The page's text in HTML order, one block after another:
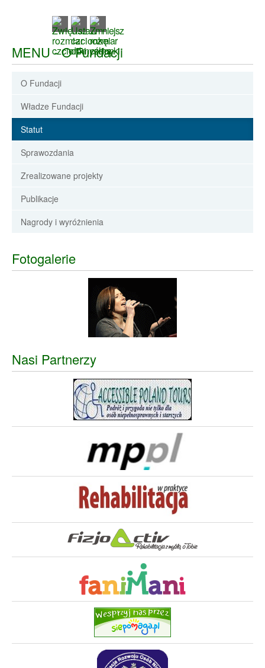
MENU - O Fundacji
O Fundacji
Władze Fundacji
Statut
Sprawozdania
Zrealizowane projekty
Publikacje
Nagrody i wyróżnienia
Fotogalerie
Nasi Partnerzy